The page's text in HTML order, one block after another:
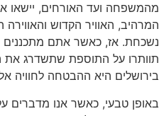
מהמשפחה ועד האורחים, יישאו
המרהיב, האוויר הקדוש והאווירה
נשכחת. אז, כאשר אתם
תוותרו על התוספת שתשדרג את
בירושלים היא ההבטחה לחוויה
באופן טבעי, כאשר אנו מדברים